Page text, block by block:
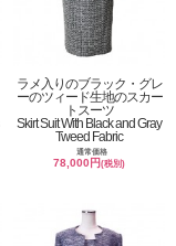
ラメ入りのブラック・グレ
ーのツィード生地のスカー
トスーツ
Skirt Suit With Black and Gray
Tweed Fabric
通常価格
78,000円(税別)